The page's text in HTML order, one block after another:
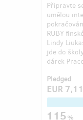
Připravte
umělou
RUBY
Lindy
jde do
dárek
Pledged
EUR
115%